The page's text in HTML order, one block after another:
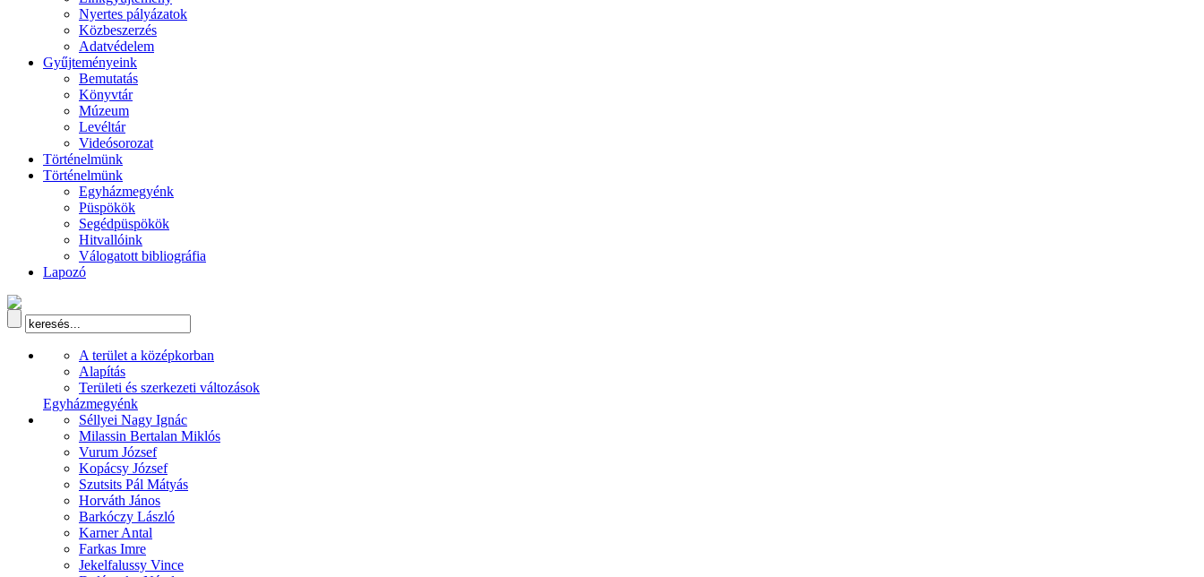
Nyertes pályázatok
Közbeszerzés
Adatvédelem
Gyűjteményeink
Bemutatás
Könyvtár
Múzeum
Levéltár
Videósorozat
Történelmünk
Történelmünk
Egyházmegyénk
Püspökök
Segédpüspökök
Hitvallóink
Válogatott bibliográfia
Lapozó
A terület a középkorban
Alapítás
Területi és szerkezeti változások
Egyházmegyénk
Séllyei Nagy Ignác
Milassin Bertalan Miklós
Vurum József
Kopácsy József
Szutsits Pál Mátyás
Horváth János
Barkóczy László
Karner Antal
Farkas Imre
Jekelfalussy Vince